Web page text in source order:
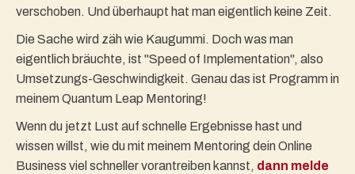
verschoben. Und überhaupt hat man eigentlich keine Zeit.
Die Sache wird zäh wie Kaugummi. Doch was man
eigentlich bräuchte, ist "Speed of Implementation", also
Umsetzungs-Geschwindigkeit. Genau das ist Programm in
meinem Quantum Leap Mentoring!
Wenn du jetzt Lust auf schnelle Ergebnisse hast und
wissen willst, wie du mit meinem Mentoring dein Online
Business viel schneller vorantreiben kannst, dann melde